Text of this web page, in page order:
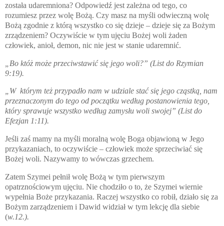
została udaremniona? Odpowiedź jest zależna od tego, co
rozumiesz przez wolę Bożą. Czy masz na myśli odwieczną wolę
Bożą zgodnie z którą wszystko co się dzieje – dzieje się za Bożym
zrządzeniem? Oczywiście w tym ujęciu Bożej woli żaden
człowiek, anioł, demon, nic nie jest w stanie udaremnić.
„Bo któż może przeciwstawić się jego woli?” (List do Rzymian
9:19).
„W którym też przypadło nam w udziale stać się jego cząstką, nam
przeznaczonym do tego od początku według postanowienia tego,
który sprawuje wszystko według zamysłu woli swojej” (List do
Efezjan 1:11).
Jeśli zaś mamy na myśli moralną wolę Boga objawioną w Jego
przykazaniach, to oczywiście – człowiek może sprzeciwiać się
Bożej woli. Nazywamy to wówczas grzechem.
Zatem Szymei pełnił wolę Bożą w tym pierwszym
opatrznościowym ujęciu. Nie chodziło o to, że Szymei wiernie
wypełnia Boże przykazania. Raczej wszystko co robił, działo się za
Bożym zarządzeniem i Dawid widział w tym lekcję dla siebie
(w.12.).